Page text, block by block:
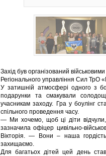
Захід був організований
Регіонального управління Сил ТрО
У затишній атмосфері одного з
подарунки та смакували
учасникам заходу. Гра у боулінг
спільного проведення часу.
— Ми хочемо, щоб ці діти
зазначила офіцер цивільно-
Вікторія. — Вони – наша
захищаємо.
Для багатьох дітей цей день